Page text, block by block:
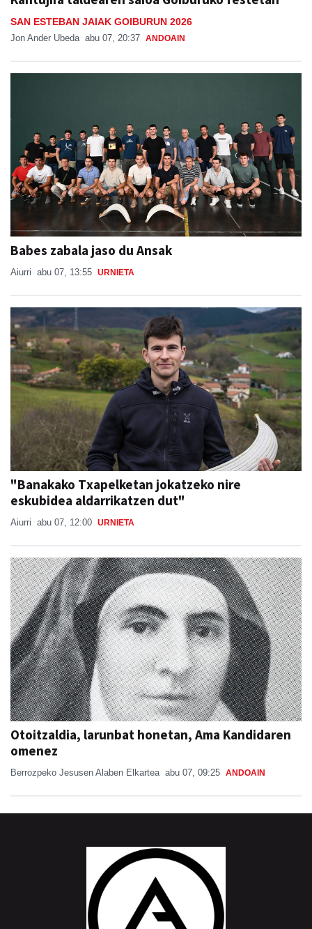
SAN ESTEBAN JAIAK GOIBURUN 2026
Jon Ander Ubeda abu 07, 20:37 ANDOAIN
Babes zabala jaso du Ansak
Aiurri abu 07, 13:55 URNIETA
"Banakako Txapelketan jokatzeko nire
eskubidea aldarrikatzen dut"
Aiurri abu 07, 12:00 URNIETA
Otoitzaldia, larunbat honetan, Ama Kandidaren
omenez
Berrozpeko Jesusen Alaben Elkartea abu 07, 09:25 ANDOAIN